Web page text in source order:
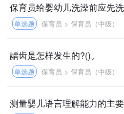
保育员给婴幼儿洗澡前应先洗
单选题 保育员 > 保育员（中级）
龋齿是怎样发生的?()。
单选题 保育员 > 保育员（中级）
测量婴儿语言理解能力的主要